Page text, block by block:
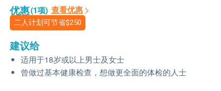
优惠(1项) 查看优惠
二人计划可节省$250
建议给
适用于18岁或以上男士及女士
曾做过基本健康检查，想做更全面的体检的人士